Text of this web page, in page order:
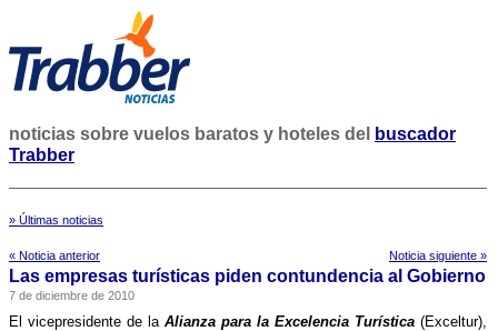
noticias sobre vuelos baratos y hoteles del
buscador
Trabber
» Últimas noticias
« Noticia anterior Noticia siguiente »
Las empresas turí­sticas piden contundencia al Gobierno
7 de diciembre de 2010
El vicepresidente de la Alianza para la Excelencia Turí­stica (Exceltur),